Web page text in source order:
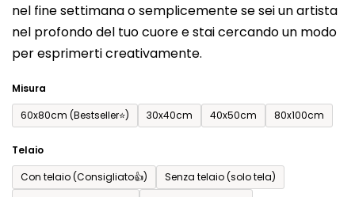
nel fine settimana o semplicemente se sei un artista
nel profondo del tuo cuore e stai cercando un modo
per esprimerti creativamente.
Misura
60x80cm (Bestseller⭐)
30x40cm 40x50cm 80x100cm
Telaio
Con telaio (Consigliato👍)
Senza telaio (solo tela)